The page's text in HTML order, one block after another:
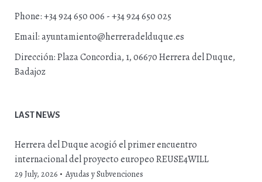
Phone:+34 924 650 006 - +34 924 650 025
Email:ayuntamiento@herreradelduque.es
Dirección:Plaza Concordia, 1, 06670 Herrera del Duque,
Badajoz
LAST NEWS
Herrera del Duque acogió el primer encuentro
internacional del proyecto europeo REUSE4WILL
29 July, 2026
Ayudas y Subvenciones